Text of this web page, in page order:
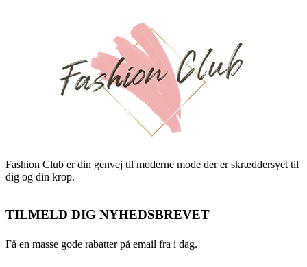
Fashion Club er din genvej til moderne mode der er skræddersyet til
dig og din krop.
TILMELD DIG NYHEDSBREVET
Få en masse gode rabatter på email fra i dag.